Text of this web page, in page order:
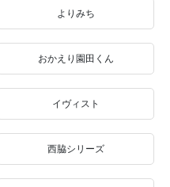
よりみち
おかえり園田くん
イヴィスト
西脇シリーズ